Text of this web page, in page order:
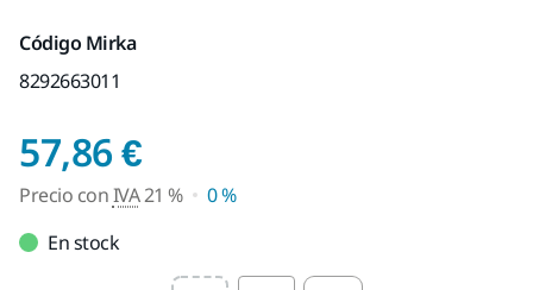
Código Mirka
8292663011
57,86 €Precio con IVA 21 %
Precio conIVA21 %
0 %
En stock